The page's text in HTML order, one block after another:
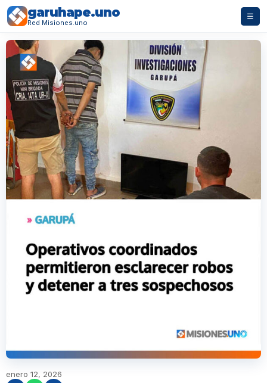
garuhape.uno
Red Misiones.uno
☰
enero 12, 2026